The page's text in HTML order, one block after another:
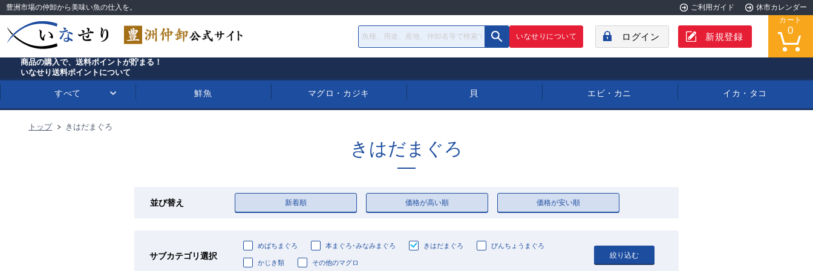
豊洲市場の仲卸から美味い魚の仕入を。 ご利用ガイド 休市カレンダー
いなせりについて ログイン 新規登録
カート
0
商品の購入で、送料ポイントが貯まる！
いなせり送料ポイントについて
すべて 鮮魚 マグロ・カジキ 貝 エビ・カニ イカ・タコ
トップ きはだまぐろ
きはだまぐろ
並び替え 新着順 価格が高い順 価格が安い順
サブカテゴリ選択
めばちまぐろ 本まぐろ･みなみまぐろ きはだまぐろ びんちょうまぐろ
かじき類 その他のマグロ